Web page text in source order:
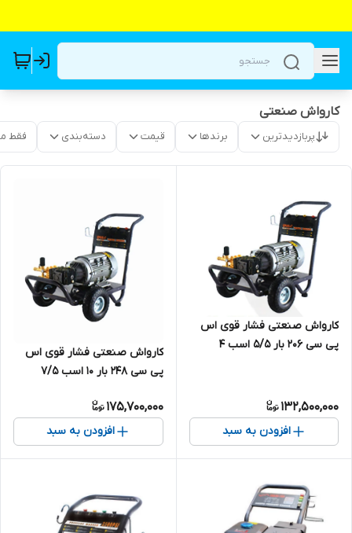
کارواش صنعتی
پربازدیدترین برندها قیمت دسته‌بندی فقط
کارواش صنعتی فشار قوی اس
پی سی 206 بار 5/5 اسب 4
چینی درجه یک 200 بار تک فاز
132,500,000
افزودن به سبد
کارواش صنعتی فشار قوی اس
پی سی 248 بار 10 اسب 7/5
چینی درجه یک 250 بار 3 فاز
175,700,000
افزودن به سبد